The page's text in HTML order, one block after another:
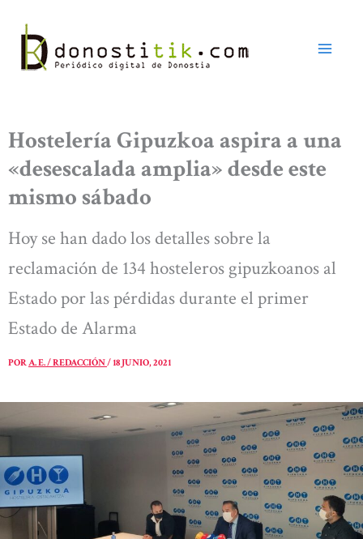
contenido
Hostelería Gipuzkoa aspira a una
«desescalada amplia» desde este
mismo sábado
Hoy se han dado los detalles sobre la
reclamación de 134 hosteleros gipuzkoanos al
Estado por las pérdidas durante el primer
Estado de Alarma
PORA. E. / REDACCIÓN/18 JUNIO, 2021